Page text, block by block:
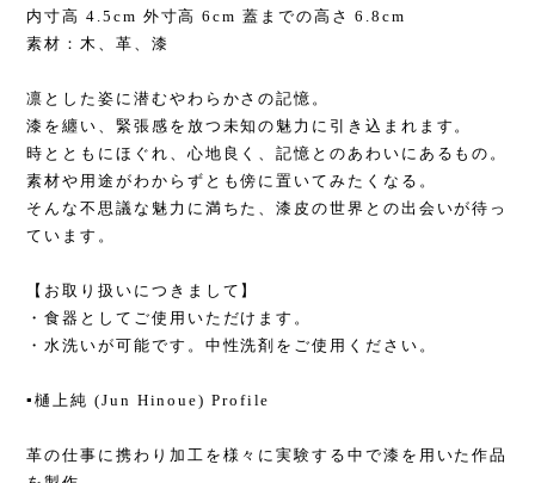
内寸高 4.5cm 外寸高 6cm 蓋までの高さ 6.8cm
素材：木、革、漆
凛とした姿に潜むやわらかさの記憶。
漆を纏い、緊張感を放つ未知の魅力に引き込まれます。
時とともにほぐれ、心地良く、記憶とのあわいにあるもの。
素材や用途がわからずとも傍に置いてみたくなる。
そんな不思議な魅力に満ちた、漆皮の世界との出会いが待っ
ています。
【お取り扱いにつきまして】
・食器としてご使用いただけます。
・水洗いが可能です。中性洗剤をご使用ください。
▪️樋上純 (Jun Hinoue) Profile
革の仕事に携わり加工を様々に実験する中で漆を用いた作品